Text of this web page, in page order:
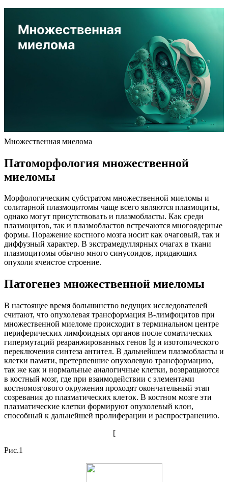
Множественная миелома
Патоморфология множественной
миеломы
Морфологическим субстратом множественной миеломы и
солитарной плазмоцитомы чаще всего являются плазмоциты,
однако могут присутствовать и плазмобласты. Как среди
плазмоцитов, так и плазмобластов встречаются многоядерные
формы. Поражение костного мозга носит как очаговый, так и
диффузный характер. В экстрамедуллярных очагах в ткани
плазмоцитомы обычно много синусоидов, придающих
опухоли ячеистое строение.
Патогенез множественной миеломы
В настоящее время большинство ведущих исследователей
считают, что опухолевая трансформация В-лимфоцитов при
множественной миеломе происходит в терминальном центре
периферических лимфоидных органов после соматических
гипермутаций реаранжированных генов Ig и изотопического
переключения синтеза антител. В дальнейшем плазмобласты и
клетки памяти, претерпевшие опухолевую трансформацию,
так же как и нормальные аналогичные клетки, возвращаются
в костный мозг, где при взаимодействии с элементами
костномозгового окружения проходят окончательный этап
созревания до плазматических клеток. В костном мозге эти
плазматические клетки формируют опухолевый клон,
способный к дальнейшей пролиферации и распространению.
[
Рис.1